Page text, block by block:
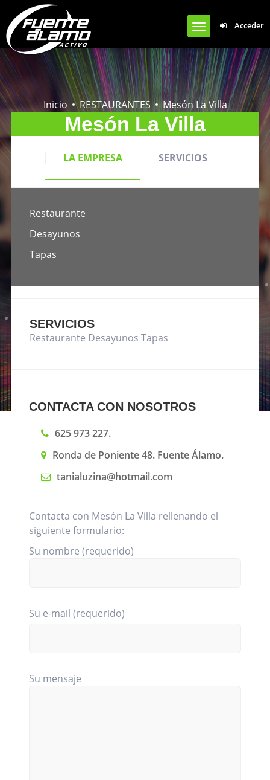
Acceder
Inicio RESTAURANTES Mesón La Villa
Mesón La Villa
LA EMPRESA SERVICIOS
Restaurante
Desayunos
Tapas
SERVICIOS
Restaurante Desayunos Tapas
CONTACTA CON NOSOTROS
625 973 227.
Ronda de Poniente 48. Fuente Álamo.
tanialuzina@hotmail.com
Contacta con Mesón La Villa rellenando el
siguiente formulario:
Su nombre (requerido)
Su e-mail (requerido)
Su mensaje
Notice: Undefined offset: 0 in
/var/www/clients/client1/web50/web/wp-content/plugins/cardoza-
facebook-like-box/cardoza_facebook_like_box.php